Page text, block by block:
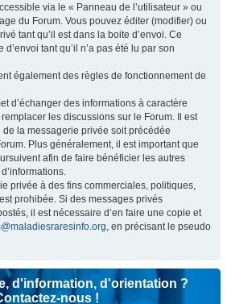
via le « Panneau de l’utilisateur » ou
du Forum. Vous pouvez éditer (modifier) ou
tant qu’il est dans la boite d’envoi. Ce
tant qu’il n’a pas été lu par son
également des règles de fonctionnement de
d’échanger des informations à caractère
les discussions sur le Forum. Il est
la messagerie privée soit précédée
Plus généralement, il est important que
afin de faire bénéficier les autres
privée à des fins commerciales, politiques,
prohibée. Si des messages privés
il est nécessaire d’en faire une copie et
, en précisant le pseudo
d'information, d'orientation ?
nous !